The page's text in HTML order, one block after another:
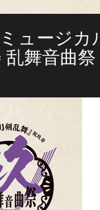
ミュージカ
舞音曲祭